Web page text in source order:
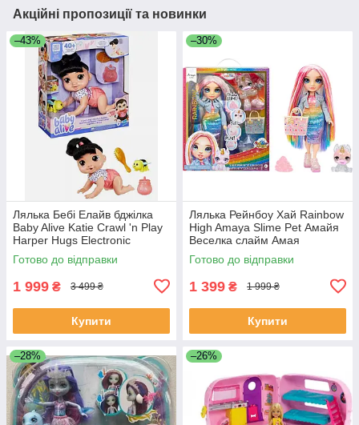
Акційні пропозиції та новинки
–43%
Лялька Бебі Елайв бджілка
Baby Alive Katie Crawl 'n Play
Harper Hugs Electronic
Crawling
Готово до відправки
1 999 ₴ 3 499 ₴
Купити
–30%
Лялька Рейнбоу Хай Rainbow
High Amaya Slime Pet Амайя
Веселка слайм Амая
Готово до відправки
1 399 ₴ 1 999 ₴
Купити
–28% –26%